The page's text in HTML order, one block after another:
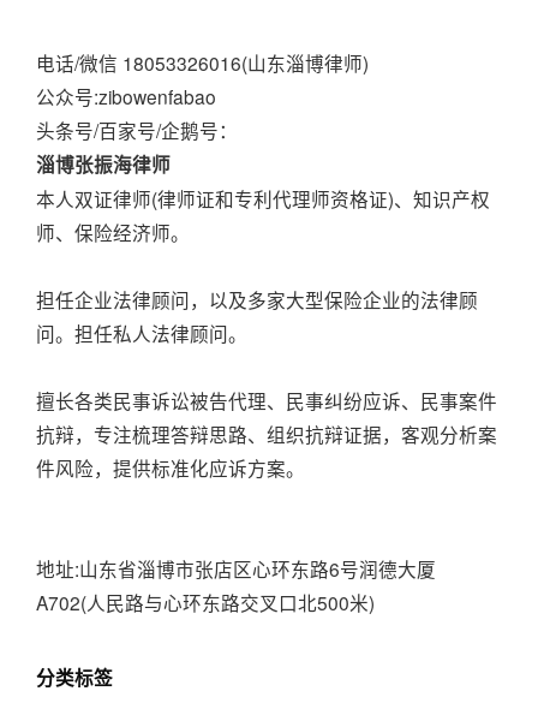
电话/微信 18053326016(山东淄博律师)
公众号:zibowenfabao
头条号/百家号/企鹅号：
淄博张振海律师
本人双证律师(律师证和专利代理师资格证)、知识产权
师、保险经济师。
担任企业法律顾问，以及多家大型保险企业的法律顾
问。担任私人法律顾问。
擅长各类民事诉讼被告代理、民事纠纷应诉、民事案件
抗辩，专注梳理答辩思路、组织抗辩证据，客观分析案
件风险，提供标准化应诉方案。
地址:山东省淄博市张店区心环东路6号润德大厦
A702(人民路与心环东路交叉口北500米)
分类标签